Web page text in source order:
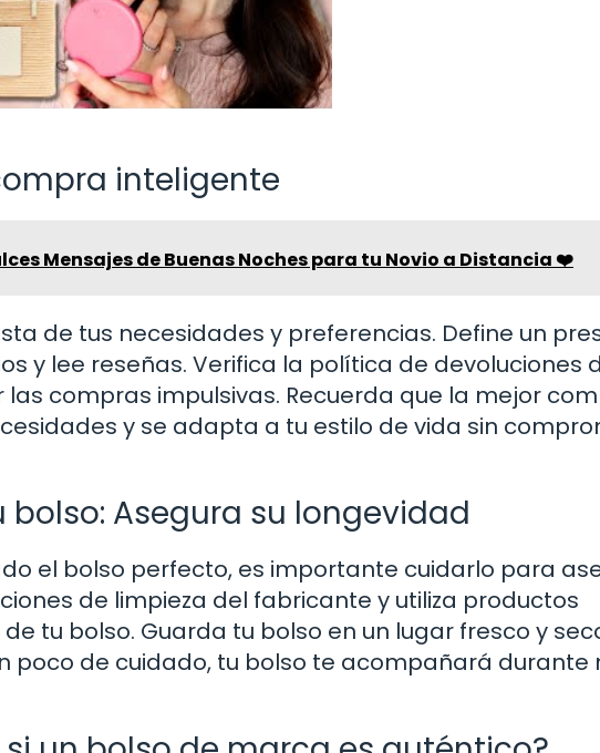
inteligente
Mensajes de Buenas Noches para tu Novio a Distancia ❤️
de tus necesidades y preferencias. Define un
y lee reseñas. Verifica la política de devoluciones
compras impulsivas. Recuerda que la mejor
y se adapta a tu estilo de vida sin
Asegura su longevidad
el bolso perfecto, es importante cuidarlo para
de limpieza del fabricante y utiliza productos
tu bolso. Guarda tu bolso en un lugar fresco y
poco de cuidado, tu bolso te acompañará durante